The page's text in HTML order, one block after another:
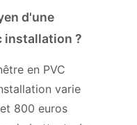
d'une
installation ?
en PVC
varie
800 euros